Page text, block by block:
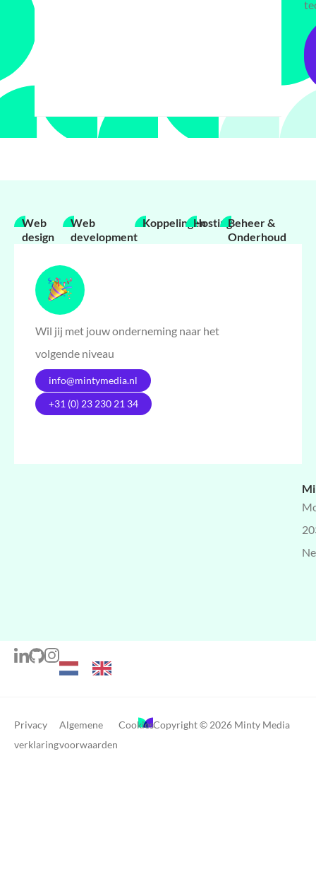
Web
design
Web
development
KoppelingenHostingBeheer &
Onderhoud
Wil jij met jouw onderneming naar het
volgende niveau
info@mintymedia.nl
+31 (0) 23 230 21 34
Copyright © 2026 Minty Media
Privacy
verklaring
Algemene
voorwaarden
Cookies